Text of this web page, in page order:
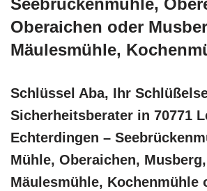
Seebrückenmühle,
Oberaichen oder
Mäulesmühle,
Schlüssel Aba, Ihr
Sicherheitsberater in 70771
Echterdingen –
Mühle, Oberaichen, Musberg,
Mäulesmühle, Kochenmühle